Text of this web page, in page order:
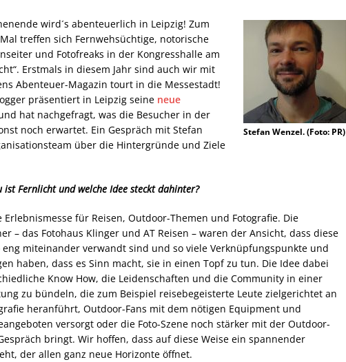
Stefan Wenzel. (Foto: PR)
wird´s abenteuerlich in Leipzig! Zum
treffen sich Fernwehsüchtige, notorische
und Fotofreaks in der Kongresshalle am
Erstmals in diesem Jahr sind auch wir mit
Abenteuer-Magazin tourt in die Messestadt!
präsentiert in Leipzig seine neue
hat nachgefragt, was die Besucher in der
noch erwartet. Ein Gespräch mit Stefan
über die Hintergründe und Ziele
ist Fernlicht und welche Idee steckt dahinter?
Erlebnismesse für Reisen, Outdoor-Themen und Fotografie. Die
– das Fotohaus Klinger und AT Reisen – waren der Ansicht, dass diese
eng miteinander verwandt sind und so viele Verknüpfungspunkte und
haben, dass es Sinn macht, sie in einen Topf zu tun. Die Idee dabei
Know How, die Leidenschaften und die Community in einer
zu bündeln, die zum Beispiel reisebegeisterte Leute zielgerichtet an
heranführt, Outdoor-Fans mit dem nötigen Equipment und
versorgt oder die Foto-Szene noch stärker mit der Outdoor-
bringt. Wir hoffen, dass auf diese Weise ein spannender
der allen ganz neue Horizonte öffnet.